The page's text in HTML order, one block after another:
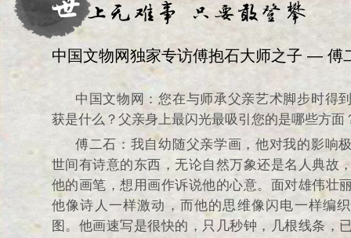
中国文物网独家专访傅抱石大师之子 — 傅
中国文物网：您在与师承父亲艺术脚步时得
获是什么？父亲身上最闪光最吸引您的是哪些方面
傅二石：我自幼随父亲学画，他对我的影响
世间有诗意的东西，无论自然万象还是名人典故
他的画笔，想用画作诉说他的心意。面对雄伟壮
他像诗人一样激动，而他的思维像闪电一样编
图。他画速写是很快的，只几秒钟，几根线条，